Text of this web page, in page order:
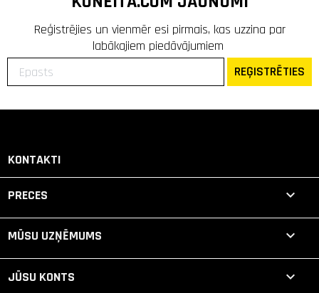
Reģistrējies un vienmēr esi pirmais, kas uzzina par
labākajiem piedāvājumiem
REĢISTRĒTIES
KONTAKTI
PRECES 
MŪSU UZŅĒMUMS 
JŪSU KONTS 